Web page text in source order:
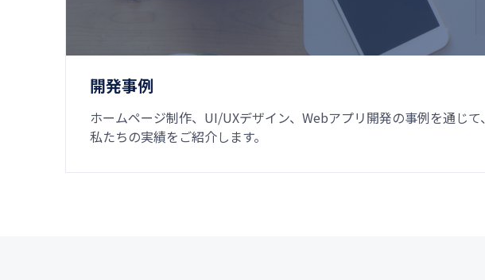
開発事例
ホームページ制作、UI/UXデザイン、Webアプリ開発の事例を通じて、
私たちの実績をご紹介します。